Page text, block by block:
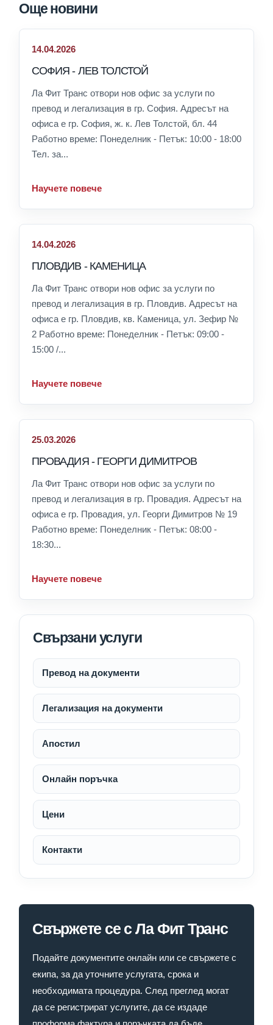
Още новини
14.04.2026
СОФИЯ - ЛЕВ ТОЛСТОЙ
Ла Фит Транс отвори нов офис за услуги по
превод и легализация в гр. София. Адресът на
офиса е гр. София, ж. к. Лев Толстой, бл. 44
Работно време: Понеделник - Петък: 10:00 - 18:00
Тел. за...
Научете повече
14.04.2026
ПЛОВДИВ - КАМЕНИЦА
Ла Фит Транс отвори нов офис за услуги по
превод и легализация в гр. Пловдив. Адресът на
офиса е гр. Пловдив, кв. Каменица, ул. Зефир №
2 Работно време: Понеделник - Петък: 09:00 -
15:00 /...
Научете повече
25.03.2026
ПРОВАДИЯ - ГЕОРГИ ДИМИТРОВ
Ла Фит Транс отвори нов офис за услуги по
превод и легализация в гр. Провадия. Адресът на
офиса е гр. Провадия, ул. Георги Димитров № 19
Работно време: Понеделник - Петък: 08:00 -
18:30...
Научете повече
Свързани услуги
Превод на документи
Легализация на документи
Апостил
Онлайн поръчка
Цени
Контакти
Свържете се с Ла Фит Транс
Подайте документите онлайн или се свържете с
екипа, за да уточните услугата, срока и
необходимата процедура. След преглед могат
да се регистрират услугите, да се издаде